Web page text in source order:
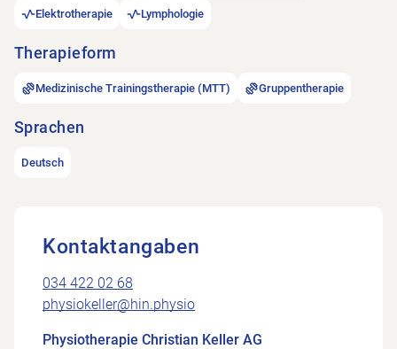
Elektrotherapie Lymphologie
Therapieform
Medizinische Trainingstherapie (MTT) Gruppentherapie
Sprachen
Deutsch
Kontaktangaben
034 422 02 68
physiokeller@hin.physio
Physiotherapie Christian Keller AG